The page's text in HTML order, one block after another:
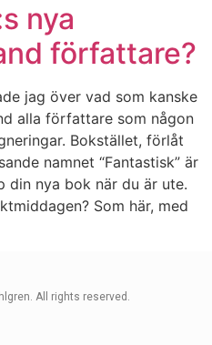
nya
författare?
jag över vad som kanske
alla författare som någon
Bokstället, förlåt
namnet “Fantastisk” är
nya bok när du är ute.
Som här, med
All rights reserved.